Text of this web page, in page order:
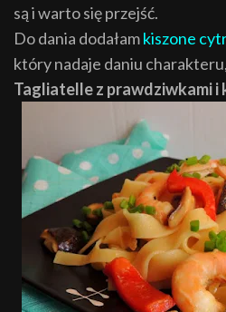
są i warto się przejść.
Do dania dodałamkiszone
który nadaje daniu
Tagliatelle z prawdziwkami i